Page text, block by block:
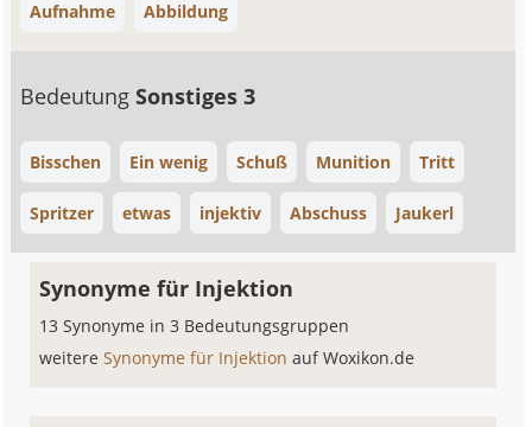
Aufnahme Abbildung
BedeutungSonstiges 3
Bisschen Ein wenig Schuß Munition Tritt
Spritzer etwas injektiv Abschuss Jaukerl
Synonyme für Injektion
13 Synonyme in 3 Bedeutungsgruppen
weitereSynonyme für Injektionauf Woxikon.de